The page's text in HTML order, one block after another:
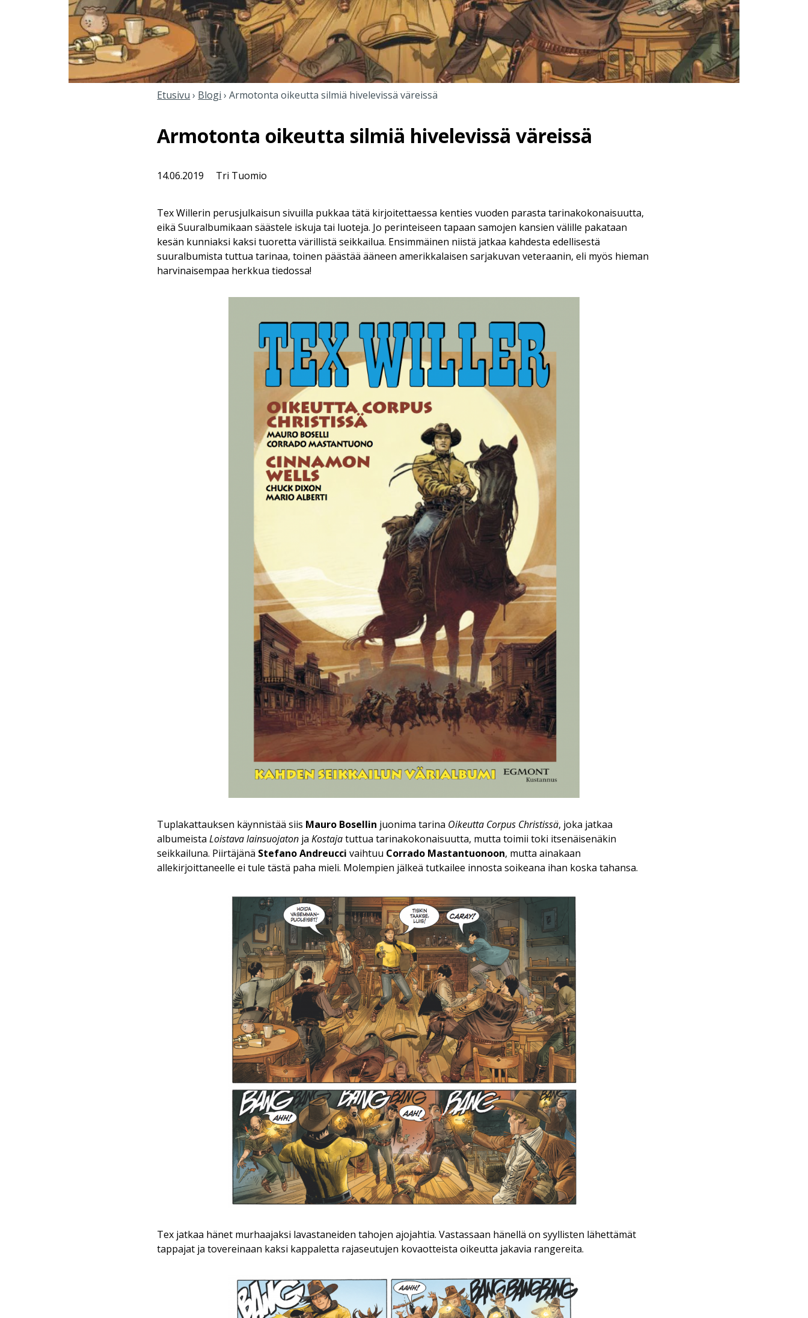
Etusivu › Blogi ›Armotonta oikeutta silmiä hivelevissä väreissä
Armotonta oikeutta silmiä hivelevissä väreissä
14.06.2019 Tri Tuomio
Tex Willerin perusjulkaisun sivuilla pukkaa tätä kirjoitettaessa kenties vuoden parasta tarinakokonaisuutta,
eikä Suuralbumikaan säästele iskuja tai luoteja. Jo perinteiseen tapaan samojen kansien välille pakataan
kesän kunniaksi kaksi tuoretta värillistä seikkailua. Ensimmäinen niistä jatkaa kahdesta edellisestä
suuralbumista tuttua tarinaa, toinen päästää ääneen amerikkalaisen sarjakuvan veteraanin, eli myös hieman
harvinaisempaa herkkua tiedossa!
Tuplakattauksen käynnistää siis Mauro Bosellin juonima tarina Oikeutta Corpus Christissä, joka jatkaa
albumeistaLoistava lainsuojaton jaKostajatuttua tarinakokonaisuutta, mutta toimii toki itsenäisenäkin
seikkailuna. Piirtäjänä Stefano Andreucci vaihtuu Corrado Mastantuonoon, mutta ainakaan
allekirjoittaneelle ei tule tästä paha mieli. Molempien jälkeä tutkailee innosta soikeana ihan koska tahansa.
Tex jatkaa hänet murhaajaksi lavastaneiden tahojen ajojahtia. Vastassaan hänellä on syyllisten lähettämät
tappajat ja tovereinaan kaksi kappaletta rajaseutujen kovaotteista oikeutta jakavia rangereita.